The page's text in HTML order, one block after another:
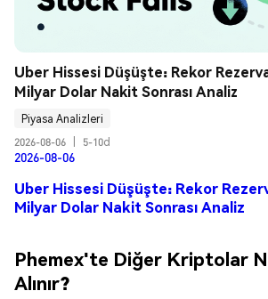
Uber Hissesi Düşüşte: Rekor
Milyar Dolar Nakit Sonrası Analiz
Piyasa Analizleri
2026-08-06
5-10d
2026-08-06
Uber Hissesi Düşüşte: Rekor
Milyar Dolar Nakit Sonrası Analiz
Phemex'te Diğer Kriptolar
Alınır?